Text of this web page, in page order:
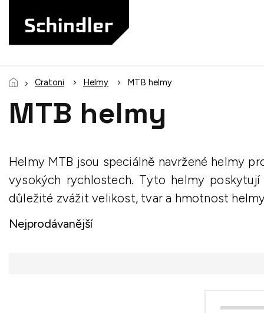
Cratoni Helmy MTB helmy
MTB helmy
Helmy MTB jsou speciálně navržené helmy
vysokých rychlostech. Tyto helmy
důležité zvážit velikost, tvar a hmotnost
Nejprodávanější